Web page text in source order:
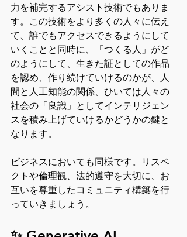
力を補完するアシスト技術でもありま
す。この技術をより多くの人々に伝え
て、誰でもアクセスできるようにして
いくことと同時に、「つくる人」がど
のようにして、生きた証としての作品
を認め、作り続けていけるのかが、人
間と人工知能の関係、ひいては人々の
社会の「良識」としてインテリジェン
スを積み上げていけるかどうかの鍵と
なります。
ビジネスにおいても同様です。リスペ
クトや倫理観、法的遵守を大切に、お
互いを尊重したコミュニティ構築を行
っていきましょう。